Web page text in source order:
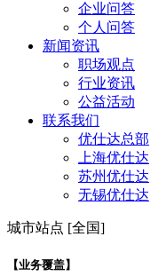
企业问答
个人问答
新闻资讯
职场观点
行业资讯
公益活动
联系我们
优仕达总部
上海优仕达
苏州优仕达
无锡优仕达
城市站点 [全国]
【业务覆盖】